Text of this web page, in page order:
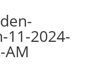
11-2024-
AM